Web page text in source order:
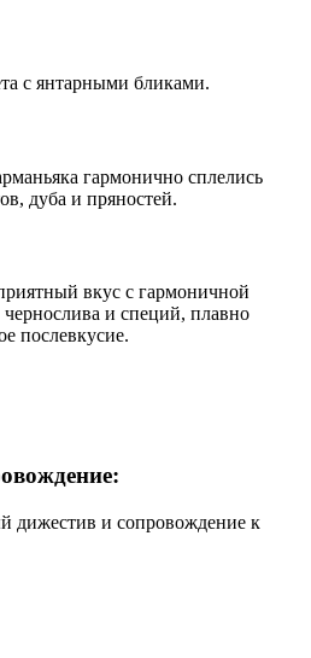
с янтарными бликами.
гармонично сплелись
дуба и пряностей.
вкус с гармоничной
и специй, плавно
послевкусие.
дижестив и сопровождение к